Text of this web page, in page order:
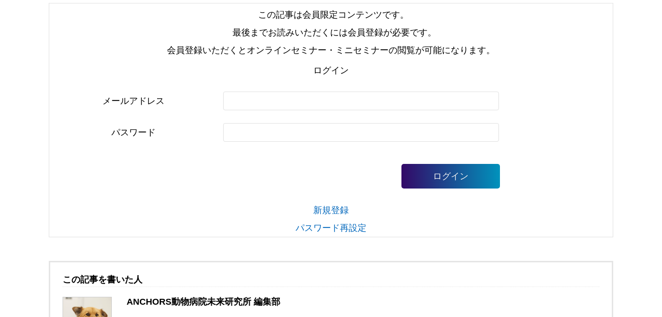
この記事は会員限定コンテンツです。
最後までお読みいただくには会員登録が必要です。
会員登録いただくとオンラインセミナー・ミニセミナーの閲覧が可能になります。
ログイン
メールアドレス
パスワード
ログイン
新規登録
パスワード再設定
この記事を書いた人
ANCHORS動物病院未来研究所 編集部